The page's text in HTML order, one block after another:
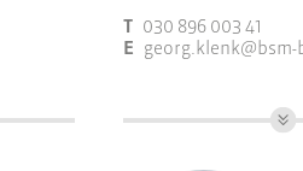
Controlling
T 030 896 003 41
E
Dipl.-Ing. Stadt- und